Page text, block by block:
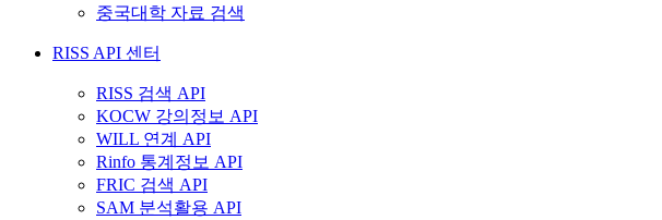
중국대학 자료 검색
RISS API 센터
RISS 검색 API
KOCW 강의정보 API
WILL 연계 API
Rinfo 통계정보 API
FRIC 검색 API
SAM 분석활용 API